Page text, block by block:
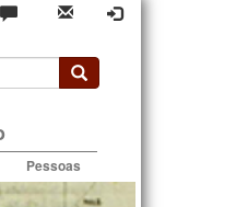
Pessoas